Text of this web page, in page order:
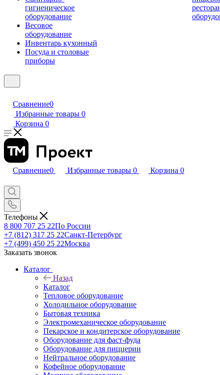
гигиеническое
оборудование
Весовое
оборудование
Инвентарь кухонный
Посуда и столовые
приборы
Сравнение0
Избранные товары 0
Корзина 0
Сравнение0 Избранные товары 0 Корзина 0
Телефоны
8 800 707 25 22По России
+7 (812) 317 25 22Санкт-Петербург
+7 (499) 450 25 22Москва
Заказать звонок
Каталог
Назад
Каталог
Тепловое оборудование
Холодильное оборудование
Бытовая техника
Электромеханическое оборудование
Пекарское и кондитерское оборудование
Оборудование для фаст-фуда
Оборудование для пиццерии
Нейтральное оборудование
Кофейное оборудование